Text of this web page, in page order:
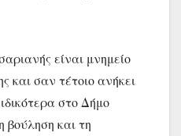
είναι μνημείο
και σαν τέτοιο ανήκει
στο Δήμο
βούληση και τη